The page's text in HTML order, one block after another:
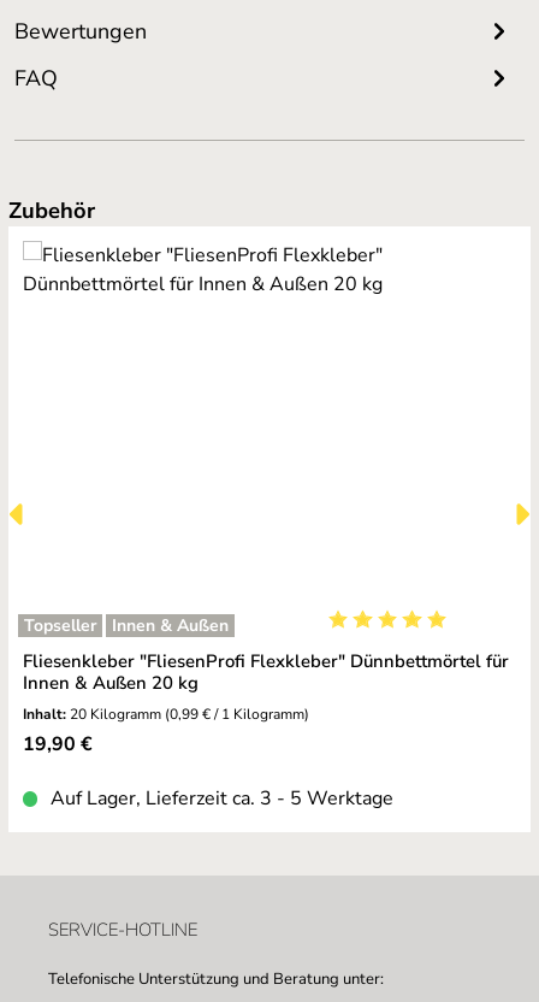
Bewertungen
FAQ
Produktgalerie überspringen
Zubehör
Topseller Innen & Außen
Durchschnittliche
Fliesenkleber "FliesenProfi Flexkleber" Dünnbettmörtel für
Innen & Außen 20 kg
Inhalt: 20 Kilogramm (0,99 € / 1 Kilogramm)
Regulärer Preis:
19,90 €
Auf Lager, Lieferzeit ca. 3 - 5 Werktage
SERVICE-HOTLINE
Telefonische Unterstützung und Beratung unter: